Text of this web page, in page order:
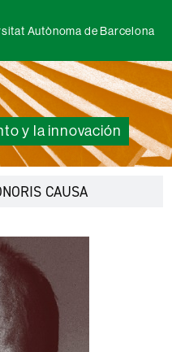
Autònoma de Barcelona
y la innovación
CAUSA